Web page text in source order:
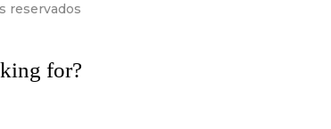
reservados
for?